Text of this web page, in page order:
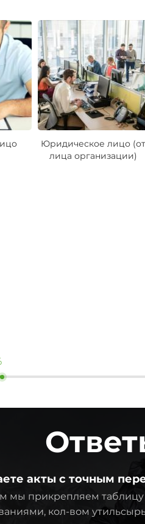
Юридическое лицо (от
лица организации)
акты с точным
мы прикрепляем таблицу
кол-вом